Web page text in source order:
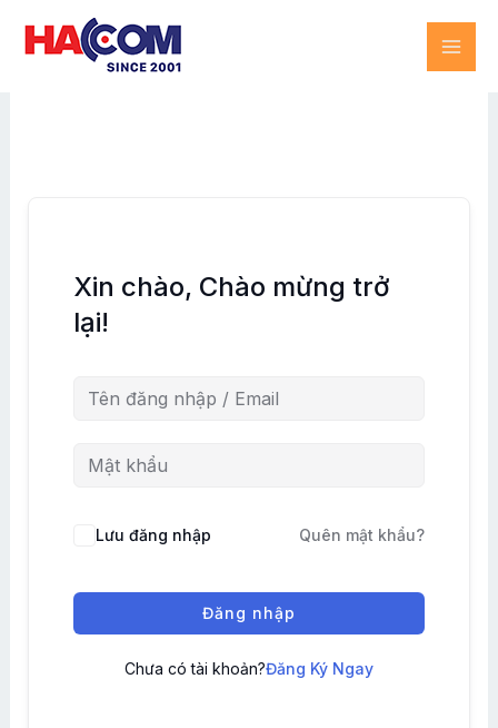
Xin chào, Chào mừng trở
lại!
Lưu đăng nhập Quên mật khẩu?
Đăng nhập
Chưa có tài khoản?Đăng Ký Ngay